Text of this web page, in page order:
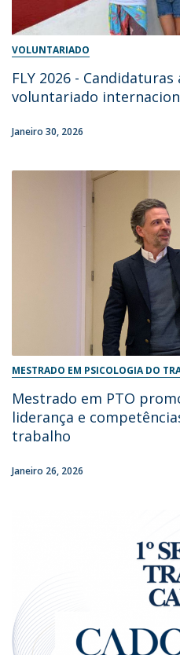
VOLUNTARIADO
FLY 2026 -
voluntariado
Janeiro 30, 2026
MESTRADO EM PSICOLOGIA DO
Mestrado em PTO
liderança e
trabalho
Janeiro 26, 2026